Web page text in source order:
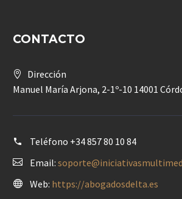
CONTACTO
Dirección
Manuel María Arjona, 2-1º-10 14001
Teléfono +34 857 80 10 84
Email:
Web: https://abogadosdelta.es